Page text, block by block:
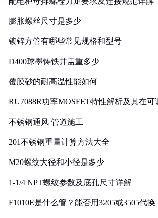
膨胀螺丝尺寸是多少
镀锌方管有哪些常见规格和型号
D400球墨铸铁井盖重多少
覆膜砂的耐高温性能如何
RU7088R功率MOSFET特性解析及其在
不锈钢通风 管道施工
201不锈钢重量计算方法大全
M20螺纹大径和小径是多少
1-1/4 NPT螺纹参数及底孔尺寸详解
F1010E是什么管？能否用3205或3505代换